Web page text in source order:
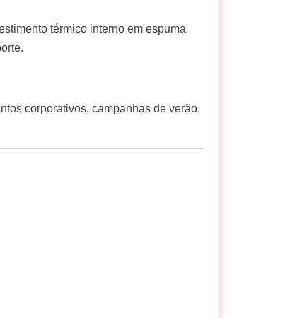
térmico interno em espuma
corporativos, campanhas de verão,